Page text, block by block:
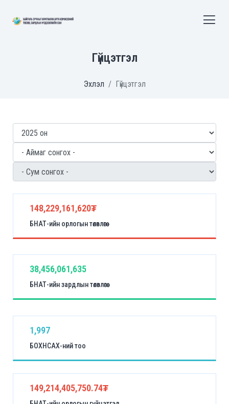
Гүйцэтгэл
Эхлэл Гүйцэтгэл
148,229,161,620₮
БНАТ-ийн орлогын төлөвлөгөө
38,456,061,635
БНАТ-ийн зардлын төлөвлөгөө
1,997
БОХНСАХ-ний тоо
149,214,405,750.74₮